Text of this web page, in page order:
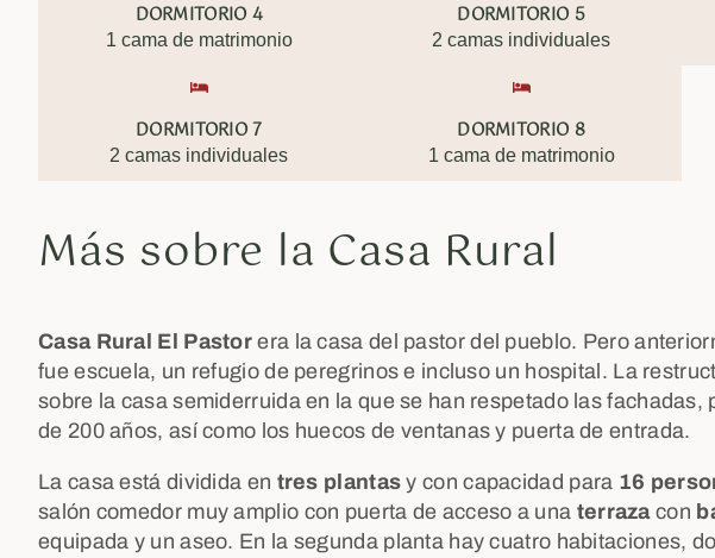
DORMITORIO 4
1 cama de matrimonio
DORMITORIO 5
2 camas individuales
DORMITORIO 7
2 camas individuales
DORMITORIO 8
1 cama de matrimonio
Más sobre la Casa Rural
Casa Rural El Pastor era la casa del pastor del pueblo. Pero
fue escuela, un refugio de peregrinos e incluso un hospital. La
sobre la casa semiderruida en la que se han respetado las fachadas,
de 200 años, así como los huecos de ventanas y puerta de entrada.
La casa está dividida en tres plantas y con capacidad para 16
salón comedor muy amplio con puerta de acceso a una terrazacon
equipada y un aseo. En la segunda planta hay cuatro habitaciones,